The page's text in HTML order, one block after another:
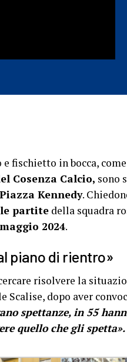
fischietto in bocca,
Cosenza Calcio, sono
Kennedy.
partite della squadra
2024.
piano di rientro»
risolvere la
Scalise, dopo aver
spettanze, in 55
quello che gli spetta».